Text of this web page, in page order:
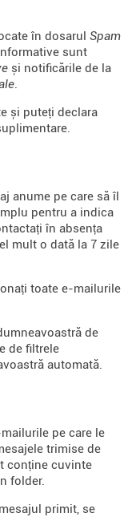
în dosarul Spam
sunt
și notificările de la
.
și puteți declara
anume pe care să îl
pentru a indica
în absența
mult o dată la 7 zile
toate e-mailurile
de
de filtrele
automată.
pe care le
trimise de
conține cuvinte
folder.
primit, se